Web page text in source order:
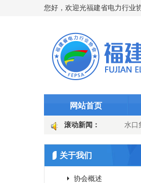
您好，欢迎光福建省电力行业
网站首页
滚动新闻：
筑牢迎峰度夏“智能防线”（图文) 水口
峰而上护良田 国网长汀县供电公司：
关于我们
协会概述